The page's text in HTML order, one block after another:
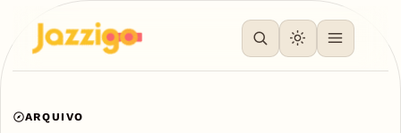
ARQUIVO